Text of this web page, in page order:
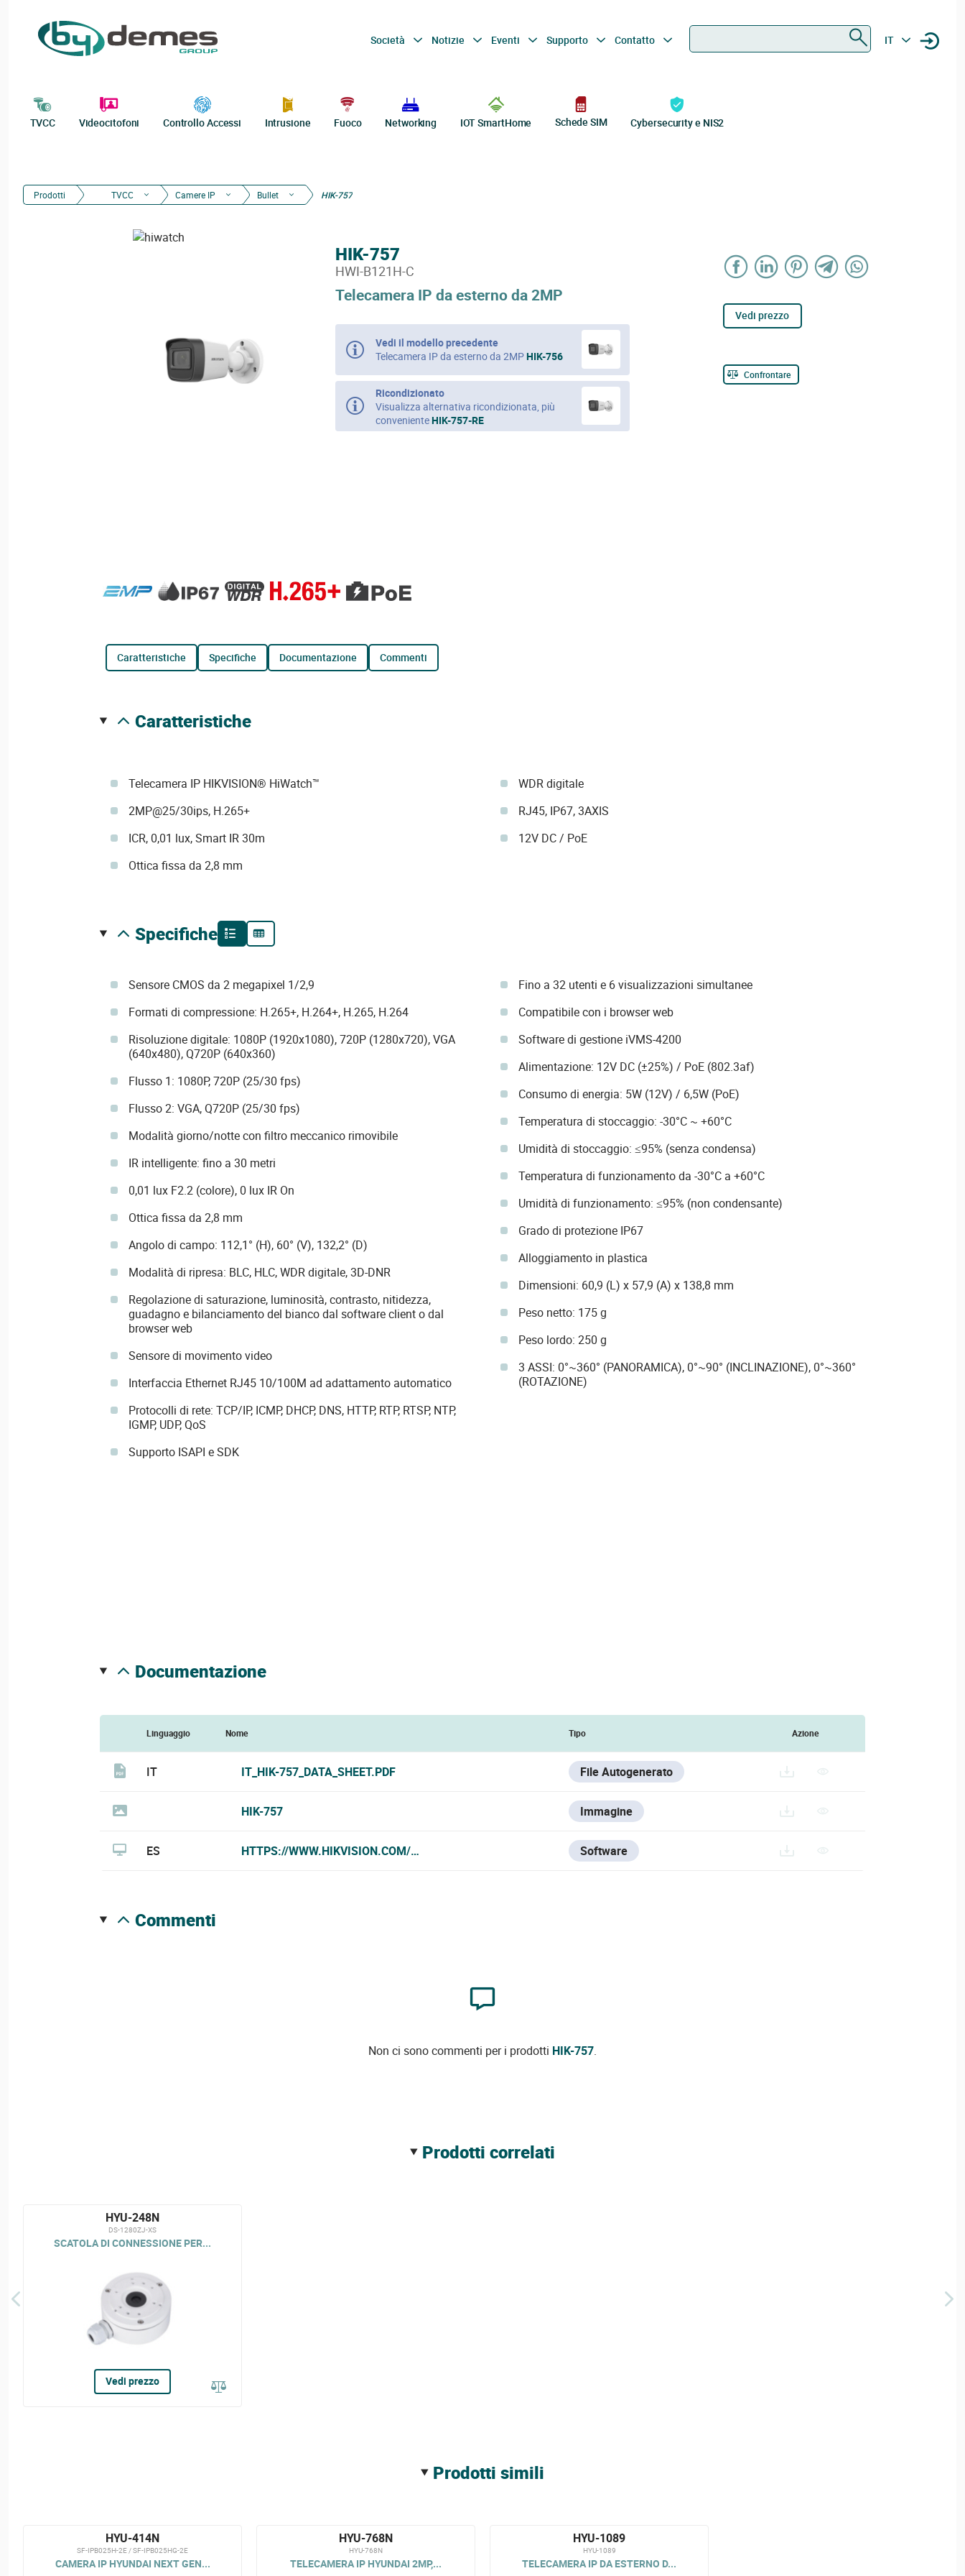
Società Notizie Eventi Supporto Contatto IT
TVCC Videocitofoni Controllo Accessi Intrusione Fuoco Networking IOT SmartHome Schede SIM Cybersecurity e NIS2
Prodotti TVCC Camere IP Bullet HIK-757
Telecamera IP da esterno da 2MP
HIK-757
HWI-B121H-C
Vedi il modello precedente
Telecamera IP da esterno da 2MPHIK-756
Ricondizionato
Visualizza alternativa ricondizionata, più
convenienteHIK-757-RE
Vedi prezzo
Confrontare
caratteristiche specifiche documentazione commenti
caratteristiche
Telecamera IP HIKVISION® HiWatch™
2MP@25/30ips, H.265+
ICR, 0,01 lux, Smart IR 30m
Ottica fissa da 2,8 mm
WDR digitale
RJ45, IP67, 3AXIS
12V DC / PoE
specifiche
Sensore CMOS da 2 megapixel 1/2,9
Formati di compressione: H.265+, H.264+, H.265, H.264
Risoluzione digitale: 1080P (1920x1080), 720P (1280x720), VGA
(640x480), Q720P (640x360)
Flusso 1: 1080P, 720P (25/30 fps)
Flusso 2: VGA, Q720P (25/30 fps)
Modalità giorno/notte con filtro meccanico rimovibile
IR intelligente: fino a 30 metri
0,01 lux F2.2 (colore), 0 lux IR On
Ottica fissa da 2,8 mm
Angolo di campo: 112,1° (H), 60° (V), 132,2° (D)
Modalità di ripresa: BLC, HLC, WDR digitale, 3D-DNR
Regolazione di saturazione, luminosità, contrasto, nitidezza,
guadagno e bilanciamento del bianco dal software client o dal
browser web
Sensore di movimento video
Interfaccia Ethernet RJ45 10/100M ad adattamento automatico
Protocolli di rete: TCP/IP, ICMP, DHCP, DNS, HTTP, RTP, RTSP, NTP,
IGMP, UDP, QoS
Supporto ISAPI e SDK
Fino a 32 utenti e 6 visualizzazioni simultanee
Compatibile con i browser web
Software di gestione iVMS-4200
Alimentazione: 12V DC (±25%) / PoE (802.3af)
Consumo di energia: 5W (12V) / 6,5W (PoE)
Temperatura di stoccaggio: -30°C ~ +60°C
Umidità di stoccaggio: ≤95% (senza condensa)
Temperatura di funzionamento da -30°C a +60°C
Umidità di funzionamento: ≤95% (non condensante)
Grado di protezione IP67
Alloggiamento in plastica
Dimensioni: 60,9 (L) x 57,9 (A) x 138,8 mm
Peso netto: 175 g
Peso lordo: 250 g
3 ASSI: 0°~360° (PANORAMICA), 0°~90° (INCLINAZIONE), 0°~360°
(ROTAZIONE)
documentazione
Linguaggio Nome Tipo Azione
IT IT_HIK-757_DATA_SHEET.PDF File Autogenerato
HIK-757 Immagine
ES HTTPS://WWW.HIKVISION.COM/ES/SUPPORT/DOWNLOAD/SOFTWARE/IVMS4200-SERIES/
Software
commenti
Non ci sono commenti per i prodotti HIK-757.
prodotti correlati
HYU-248N
DS-1280ZJ-XS
SCATOLA DI CONNESSIONE PER...
Vedi prezzo
prodotti simili
HYU-414N
SF-IPB025H-2E / SF-IPB025HG-2E
CAMERA IP HYUNDAI NEXT GEN...
HYU-768N
HYU-768N
TELECAMERA IP HYUNDAI 2MP,...
HYU-1089
HYU-1089
TELECAMERA IP DA ESTERNO D...